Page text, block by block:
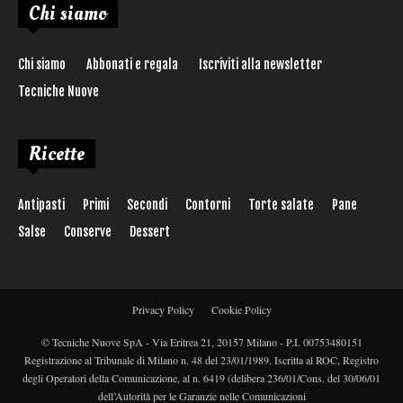
Chi siamo
Chi siamo Abbonati e regala
Iscriviti alla newsletter
Tecniche Nuove
Ricette
Antipasti Primi Secondi Contorni Torte salate
Pane
Salse
Conserve Dessert
Privacy Policy Cookie Policy
© Tecniche Nuove SpA - Via Eritrea 21, 20157 Milano - P.I. 00753480151
Registrazione al Tribunale di Milano n. 48 del 23/01/1989. Iscritta al ROC, Registro
degli Operatori della Comunicazione, al n. 6419 (delibera 236/01/Cons. del 30/06/01
dell’Autorità per le Garanzie nelle Comunicazioni